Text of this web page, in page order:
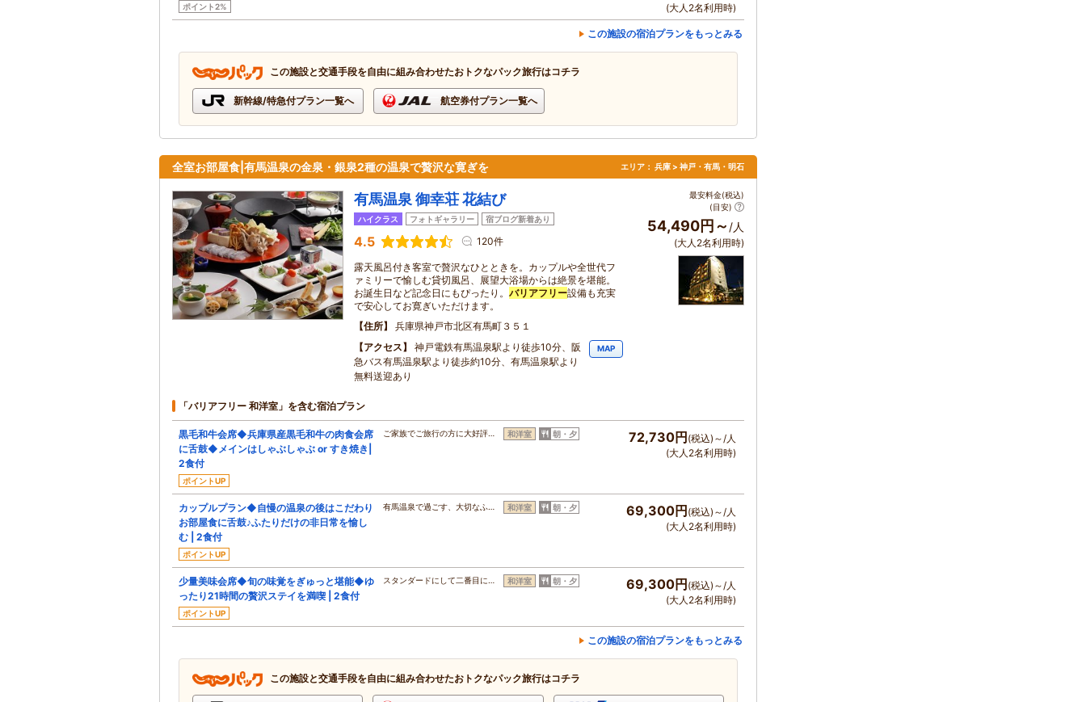
ポイント2%
(大人2名利用時)
この施設の宿泊プランをもっとみる
この施設と交通手段を自由に組み合わせたおトクなパック旅行はコチラ
新幹線/特急付プラン一覧へ 航空券付プラン一覧へ
全室お部屋食|有馬温泉の金泉・銀泉2種の温泉で贅沢な寛ぎを エリア： 兵庫 > 神戸・有馬・明石
有馬温泉 御幸荘 花結び
ハイクラス フォトギャラリー 宿ブログ新着あり
4.5 120件
露天風呂付き客室で贅沢なひとときを。カップルや全世代フ
ァミリーで愉しむ貸切風呂、展望大浴場からは絶景を堪能。
お誕生日など記念日にもぴったり。 バリアフリー設備も充実
で安心してお寛ぎいただけます。
住所
兵庫県神戸市北区有馬町３５１
アクセス
神戸電鉄有馬温泉駅より徒歩10分、阪
急バス有馬温泉駅より徒歩約10分、有馬温泉駅より
無料送迎あり
MAP
最安料金(税込)
(目安)
54,490円～ /人
(大人2名利用時)
「バリアフリー 和洋室」を含む宿泊プラン
黒毛和牛会席◆兵庫県産黒毛和牛の肉食会席
に舌鼓◆メインはしゃぶしゃぶ or すき焼き|
2食付
ポイントUP
ご家族でご旅行の方に大好評… 和洋室 朝・夕 72,730円 (税込)～/人
(大人2名利用時)
カップルプラン◆自慢の温泉の後はこだわり
お部屋食に舌鼓♪ふたりだけの非日常を愉し
む | 2食付
ポイントUP
有馬温泉で過ごす、大切なふ… 和洋室 朝・夕 69,300円 (税込)～/人
(大人2名利用時)
少量美味会席◆旬の味覚をぎゅっと堪能◆ゆ
ったり21時間の贅沢ステイを満喫 | 2食付
ポイントUP
スタンダードにして二番目に… 和洋室 朝・夕 69,300円 (税込)～/人
(大人2名利用時)
この施設の宿泊プランをもっとみる
この施設と交通手段を自由に組み合わせたおトクなパック旅行はコチラ